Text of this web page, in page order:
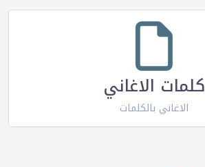
كلمات الاغاني
الاغاني بالكلمات